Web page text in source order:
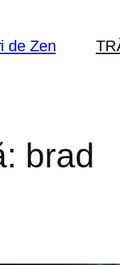
de Zen
brad